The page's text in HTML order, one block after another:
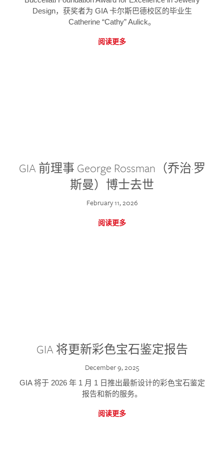
Design，获奖者为 GIA 卡尔斯巴德校区的毕业生
Catherine “Cathy” Aulick。
阅读更多
GIA 前理事 George Rossman（乔治·罗
斯曼）博士去世
February 11, 2026
阅读更多
GIA 将更新彩色宝石鉴定报告
December 9, 2025
GIA 将于 2026 年 1 月 1 日推出最新设计的彩色宝石鉴定
报告和新的服务。
阅读更多